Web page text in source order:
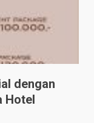
dengan
Hotel